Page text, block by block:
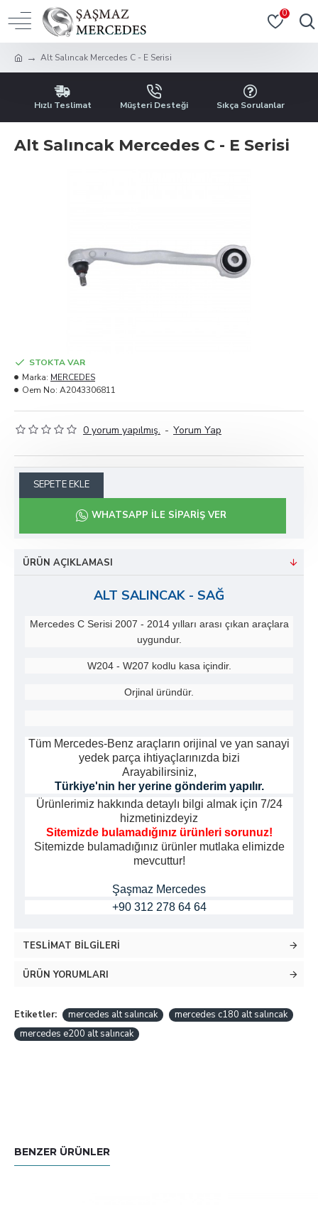
0
Alt Salıncak Mercedes C - E Serisi
Hızlı Teslimat Müşteri Desteği Sıkça Sorulanlar
Alt Salıncak Mercedes C - E Serisi
STOKTA VAR
Marka: MERCEDES
Oem No: A2043306811
0 yorum yapılmış. - Yorum Yap
SEPETE EKLE
WHATSAPP ILE SIPARIŞ VER
ÜRÜN AÇIKLAMASI
ALT SALINCAK - SAĞ
Mercedes C Serisi 2007 - 2014 yılları arası çıkan araçlara
uygundur.
W204 - W207 kodlu kasa içindir.
Orjinal üründür.
Tüm Mercedes-Benz araçların orijinal ve yan sanayi
yedek parça ihtiyaçlarınızda bizi
Arayabilirsiniz,
Türkiye'nin her yerine gönderim yapılır.
Ürünlerimiz hakkında detaylı bilgi almak için 7/24
hizmetinizdeyiz
Sitemizde bulamadığınız ürünleri sorunuz!
Sitemizde bulamadığınız ürünler mutlaka elimizde
mevcuttur!
Şaşmaz Mercedes
+90 312 278 64 64
TESLIMAT BILGILERI
ÜRÜN YORUMLARI
Etiketler: mercedes alt salıncak
mercedes c180 alt salıncak
mercedes e200 alt salıncak
BENZER ÜRÜNLER